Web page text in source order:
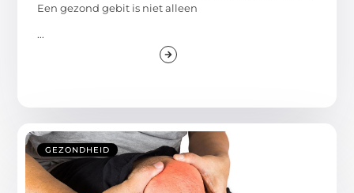
Een gezond gebit is niet alleen
...
GEZONDHEID